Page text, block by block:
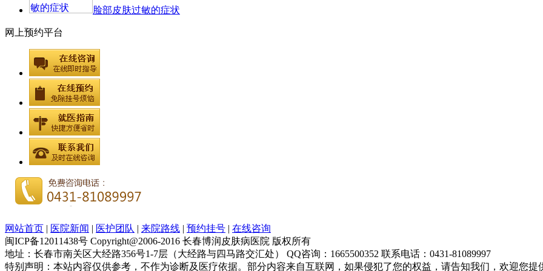
脸部皮肤过敏的症状
网上预约平台
网站首页 | 医院新闻 | 医护团队 | 来院路线 | 预约挂号 | 在线咨询
闽ICP备12011438号 Copyright@2006-2016 长春博润皮肤病医院 版权所有
地址：长春市南关区大经路356号1-7层（大经路与四马路交汇处） QQ咨询：1665500352 联系电话：0431-81089997
特别声明：本站内容仅供参考，不作为诊断及医疗依据。部分内容来自互联网，如果侵犯了您的权益，请告知我们，欢迎您提